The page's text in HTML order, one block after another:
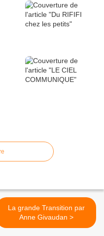
La grande Transition par
Anne Givaudan >